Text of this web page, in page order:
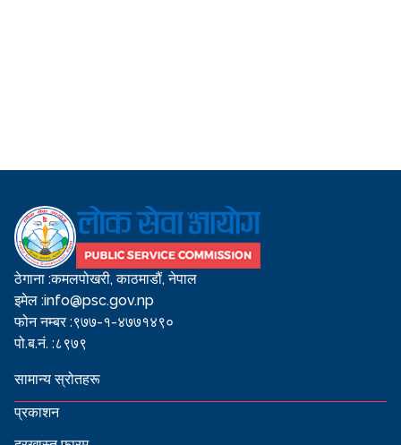
ठेगाना :कमलपोखरी, काठमाडौं, नेपाल
इमेल :info@psc.gov.np
फोन नम्बर :९७७-१-४७७१४९०
पो.ब.नं. :८९७९
सामान्य स्रोतहरू
प्रकाशन